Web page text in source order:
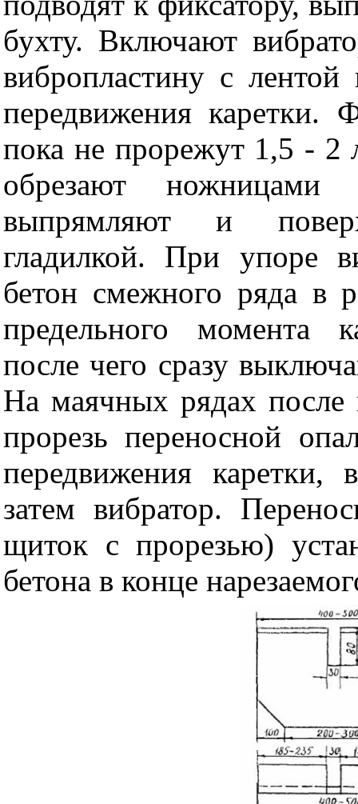
бухту. Включают
вибропластину с
передвижения каретки.
пока не прорежут 1,5 - 2
обрезают
выпрямляют и
гладилкой. При упоре
бетон смежного ряда в
предельного момента
после чего сразу
На маячных рядах после
прорезь переносной
передвижения
затем вибратор.
щиток с прорезью)
бетона в конце